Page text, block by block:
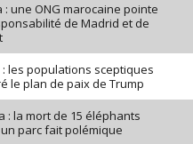
: une ONG marocaine pointe
de Madrid et de
: les populations sceptiques
le plan de paix de Trump
: la mort de 15 éléphants
parc fait polémique